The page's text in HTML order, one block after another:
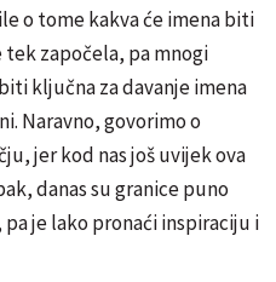
o tome kakva će imena biti
započela, pa mnogi
ključna za davanje imena
Naravno, govorimo o
jer kod nas još uvijek ova
danas su granice puno
je lako pronaći inspiraciju i